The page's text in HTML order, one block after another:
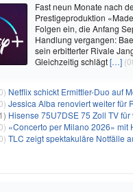
Fast neun Monate nach
Prestigeproduktion
Folgen ein, die Anfang
Handlung vergangen:
sein erbitterter Rivale
Gleichzeitig schlägt[…]
Netflix schickt Ermittler-Duo auf
Jessica Alba renoviert weiter für
Hisense 75U7DSE 75 Zoll TV
«Concerto per Milano 2026» mit
TLC zeigt spektakuläre Notfälle